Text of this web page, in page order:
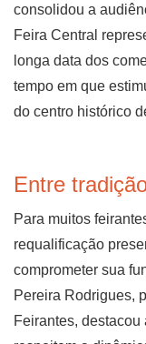
consolidou a
Feira Central
longa data dos
tempo em que
do centro histórico
Entre
Para muitos
requalificação
comprometer sua
Pereira Rodrigues,
Feirantes,